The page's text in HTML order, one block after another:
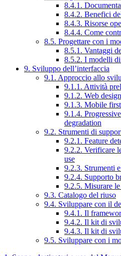
8.4.1.
8.4.2. Benefici
8.4.3. Risorse
8.4.4. Come
8.5. Progettare con i
8.5.1. Vantaggi
8.5.2. I modelli
9. Sviluppo dell’interfaccia
9.1. Approccio allo
9.1.1. Attività
9.1.2. Web
9.1.3. Mobile first
9.1.4.
degradation
9.2. Strumenti di
9.2.1. Feature
9.2.2. Verificare
use
9.2.3. Strumenti
9.2.4. Supporto
9.2.5. Misurare
9.3. Catalogo del riuso
9.4. Sviluppare con il
9.4.1. Il
9.4.2. Il kit di
9.4.3. Il kit di
9.5. Sviluppare con i